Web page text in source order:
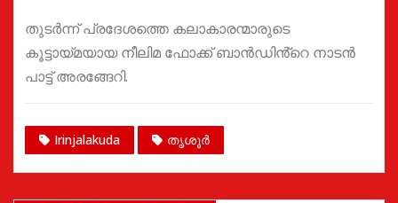
തുടർന്ന് പ്രദേശത്തെ കലാകാരന്മാരുടെ
കൂട്ടായ്മയായ നീലിമ ഫോക്ക് ബാൻഡിൻ്റെ നാടൻ
പാട്ട് അരങ്ങേറി.
Irinjalakuda തൃശൂർ